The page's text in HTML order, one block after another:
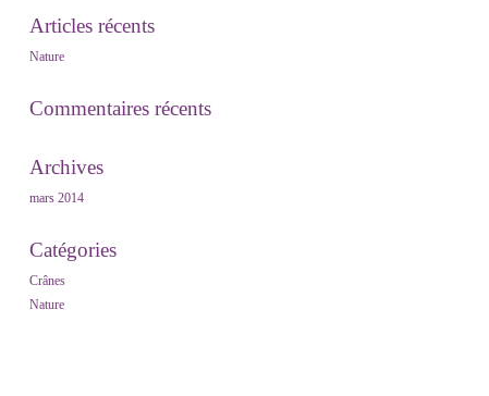
Articles récents
Nature
Commentaires récents
Archives
mars 2014
Catégories
Crânes
Nature